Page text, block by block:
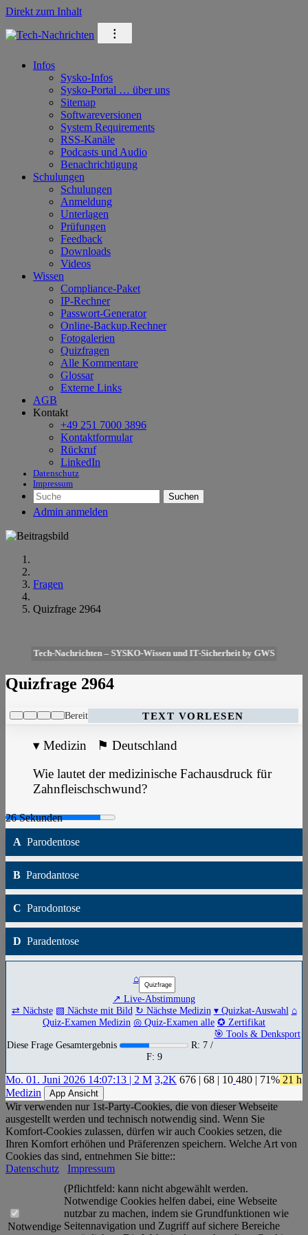
Direkt zum Inhalt
⁝
Infos
Sysko-Infos
Sysko-Portal … über uns
Sitemap
Softwareversionen
System Requirements
RSS-Kanäle
Podcasts und Audio
Benachrichtigung
Schulungen
Schulungen
Anmeldung
Unterlagen
Prüfungen
Feedback
Downloads
Videos
Wissen
Compliance-Paket
IP-Rechner
Passwort-Generator
Online-Backup.Rechner
Fotogalerien
Quizfragen
Alle Kommentare
Glossar
Externe Links
AGB
Kontakt
+49 251 7000 3896
Kontaktformular
Rückruf
LinkedIn
Datenschutz
Impressum
Suchen
Admin anmelden
Fragen
Quizfrage 2964
Tech-Nachrichten – SYSKO-Wissen und IT-Sicherheit by GWS
Quizfrage 2964
Bereit TEXT VORLESEN
▾ Medizin ⚑ Deutschland
Wie lautet der medizinische Fachausdruck für
Zahnfleischschwund?
A Parodentose
B Parodantose
C Parodontose
D Paradentose
⌂
↗ Live-Abstimmung
⇄ Nächste ▧ Nächste mit Bild ↻ Nächste Medizin ▾ Quizkat-Auswahl ⌂
Quiz-Examen Medizin ◎ Quiz-Examen alle ✪ Zertifikat
🎯 Tools & Denksport
Diese Frage Gesamtergebnis
R: 7 /
F: 9
Mo. 01. Juni 2026 14:07:13 | 2 M 3,2K 676 | 68 | 10 480 | 71% 21 h
Medizin
App Ansicht
Wir verwenden nur 1st-Party-Cookies, die von dieser Webseite
ausgestellt werden und technisch notwendig sind. Wenn Sie
Komfort-Cookies zulassen, dürfen wir auch Cookies setzen, die
Ihren Komfort erhöhen und Präferenzen speichern. Welche Art von
Cookies das sind, entnehmen Sie bitte::
Datenschutz
Impressum
Notwendige
(Pflichtfeld: kann nicht abgewählt werden.
Notwendige Cookies helfen dabei, eine Webseite
nutzbar zu machen, indem sie Grundfunktionen wie
Seitennavigation und Zugriff auf sichere Bereiche